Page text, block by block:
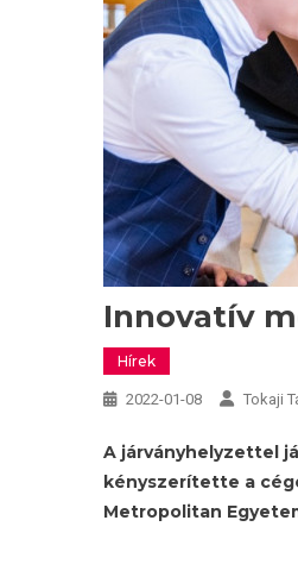
Innovatív
Hírek
2022-01-08 Tokaji
A járványhelyzettel
kényszerítette a
Metropolitan